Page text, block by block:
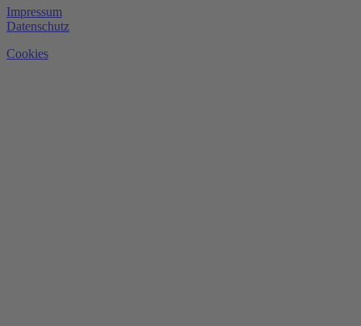
Impressum
Datenschutz
Cookies